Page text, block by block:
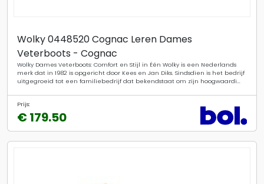
Wolky 0448520 Cognac Leren Dames
Veterboots - Cognac
Wolky Dames Veterboots: Comfort en Stijl in Één Wolky is een Nederlands
merk dat in 1982 is opgericht door Kees en Jan Diks. Sindsdien is het bedrijf
uitgegroeid tot een familiebedrijf dat bekendstaat om zijn hoogwaardi...
Prijs:
€ 179.50